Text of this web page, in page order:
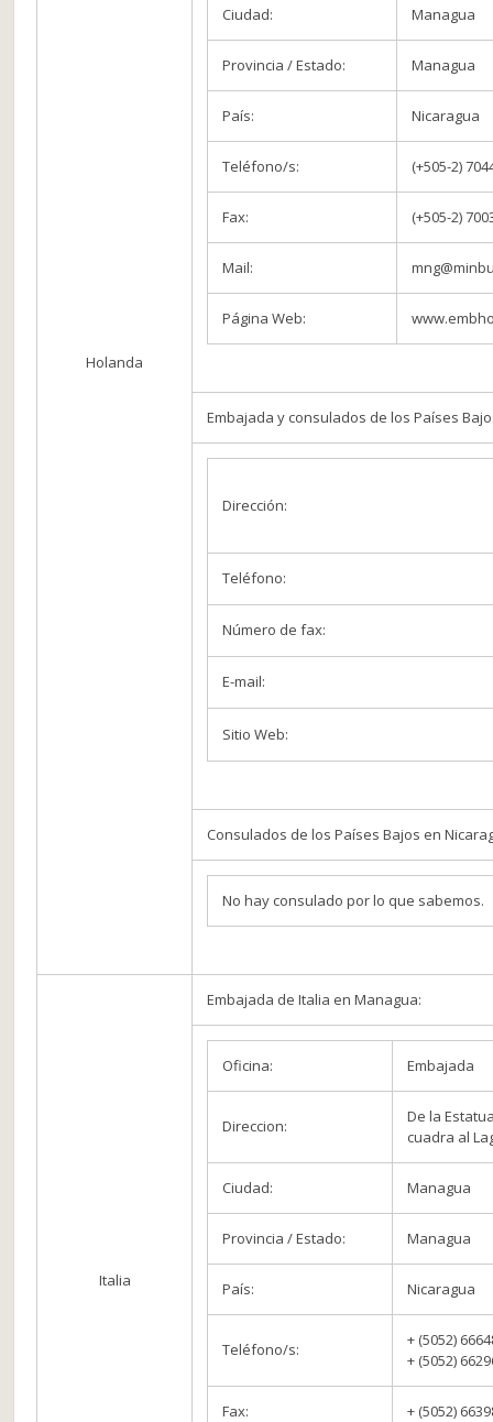
Holanda
Ciudad: Managua
Provincia / Estado: Managua
País: Nicaragua
Teléfono/s: (+505-2)
Fax: (+505-2)
Mail:
Página Web:
Embajada y consulados de los Países
Dirección:
Teléfono:
Número de fax:
E-mail:
Sitio Web:
Consulados de los Países Bajos en
No hay consulado por lo que sabemos.
Italia
Embajada de Italia en Managua:
Oficina: Embajada
Direccion:
De la
cuadra al
Ciudad: Managua
Provincia / Estado: Managua
País: Nicaragua
Teléfono/s:
+ (5052)
+ (5052)
Fax: + (5052)